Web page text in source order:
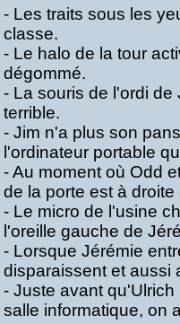
- Les traits sous les
classe.
- Le halo de la tour
dégommé.
- La souris de l'ordi de
terrible.
- Jim n'a plus son
l'ordinateur portable
- Au moment où Odd
de la porte est à
- Le micro de l'usine
l'oreille gauche de
- Lorsque Jérémie
disparaissent et aussi
- Juste avant
salle informatique, on